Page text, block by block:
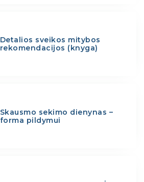
Detalios sveikos mitybos
rekomendacijos (knyga)
Skausmo sekimo dienynas –
forma pildymui